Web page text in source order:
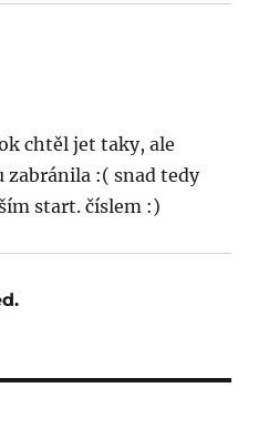
chtěl jet taky, ale
:( snad tedy
start. číslem :)